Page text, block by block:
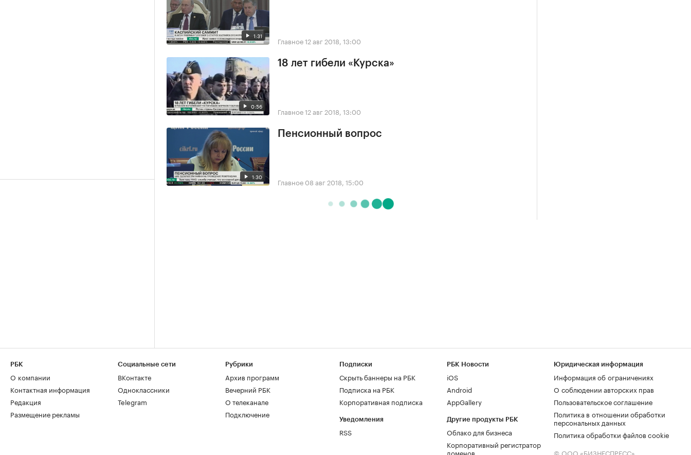
1:31 Главное12 авг 2018, 13:00
0:56
18 лет гибели «Курска»
Главное12 авг 2018, 13:00
1:30
Пенсионный вопрос
Главное 08 авг 2018, 15:00
РБК
О компании
Контактная информация
Редакция
Размещение рекламы
Социальные сети
ВКонтакте
Одноклассники
Telegram
Рубрики
Архив программ
Вечерний РБК
О телеканале
Подключение
Подписки
Скрыть баннеры на РБК
Подписка на РБК
Корпоративная подписка
Уведомления
RSS
РБК Новости
iOS
Android
AppGallery
Другие продукты РБК
Облако для бизнеса
Корпоративный регистратор
доменов
Юридическая информация
Информация об ограничениях
О соблюдении авторских прав
Пользовательское соглашение
Политика в отношении обработки
персональных данных
Политика обработки файлов cookie
© ООО «БИЗНЕСПРЕСС»,